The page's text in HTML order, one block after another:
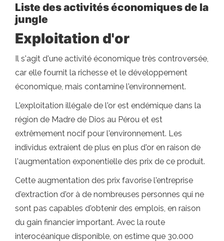
Liste des activités économiques de la
jungle
Exploitation d'or
Il s'agit d'une activité économique très controversée,
car elle fournit la richesse et le développement
économique, mais contamine l'environnement.
L'exploitation illégale de l'or est endémique dans la
région de Madre de Dios au Pérou et est
extrêmement nocif pour l'environnement. Les
individus extraient de plus en plus d'or en raison de
l'augmentation exponentielle des prix de ce produit.
Cette augmentation des prix favorise l'entreprise
d'extraction d'or à de nombreuses personnes qui ne
sont pas capables d'obtenir des emplois, en raison
du gain financier important. Avec la route
interocéanique disponible, on estime que 30.000